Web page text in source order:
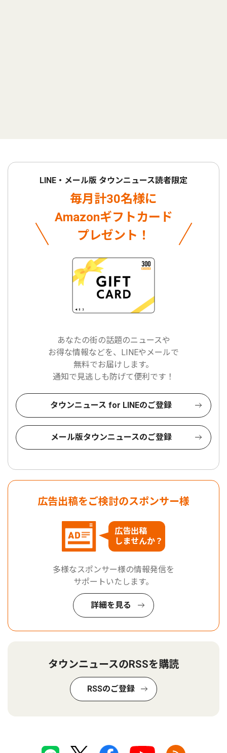
LINE・メール版 タウンニュース読者限定
毎月計30名様に
Amazonギフトカード
プレゼント！
あなたの街の話題のニュースや
お得な情報などを、LINEやメールで
無料でお届けします。
通知で見逃しも防げて便利です！
タウンニュース for LINEのご登録
メール版タウンニュースのご登録
広告出稿をご検討のスポンサー様
広告出稿
しませんか？
多様なスポンサー様の情報発信を
サポートいたします。
詳細を見る
タウンニュースのRSSを購読
RSSのご登録